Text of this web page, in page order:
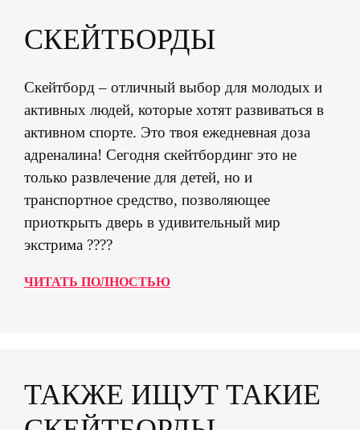
СКЕЙТБОРДЫ
Скейтборд – отличный выбор для молодых и
активных людей, которые хотят развиваться в
активном спорте. Это твоя ежедневная доза
адреналина! Сегодня скейтбординг это не
только развлечение для детей, но и
транспортное средство, позволяющее
приоткрыть дверь в удивительный мир
экстрима ????
ЧИТАТЬ ПОЛНОСТЬЮ
ТАКЖЕ ИЩУТ ТАКИЕ